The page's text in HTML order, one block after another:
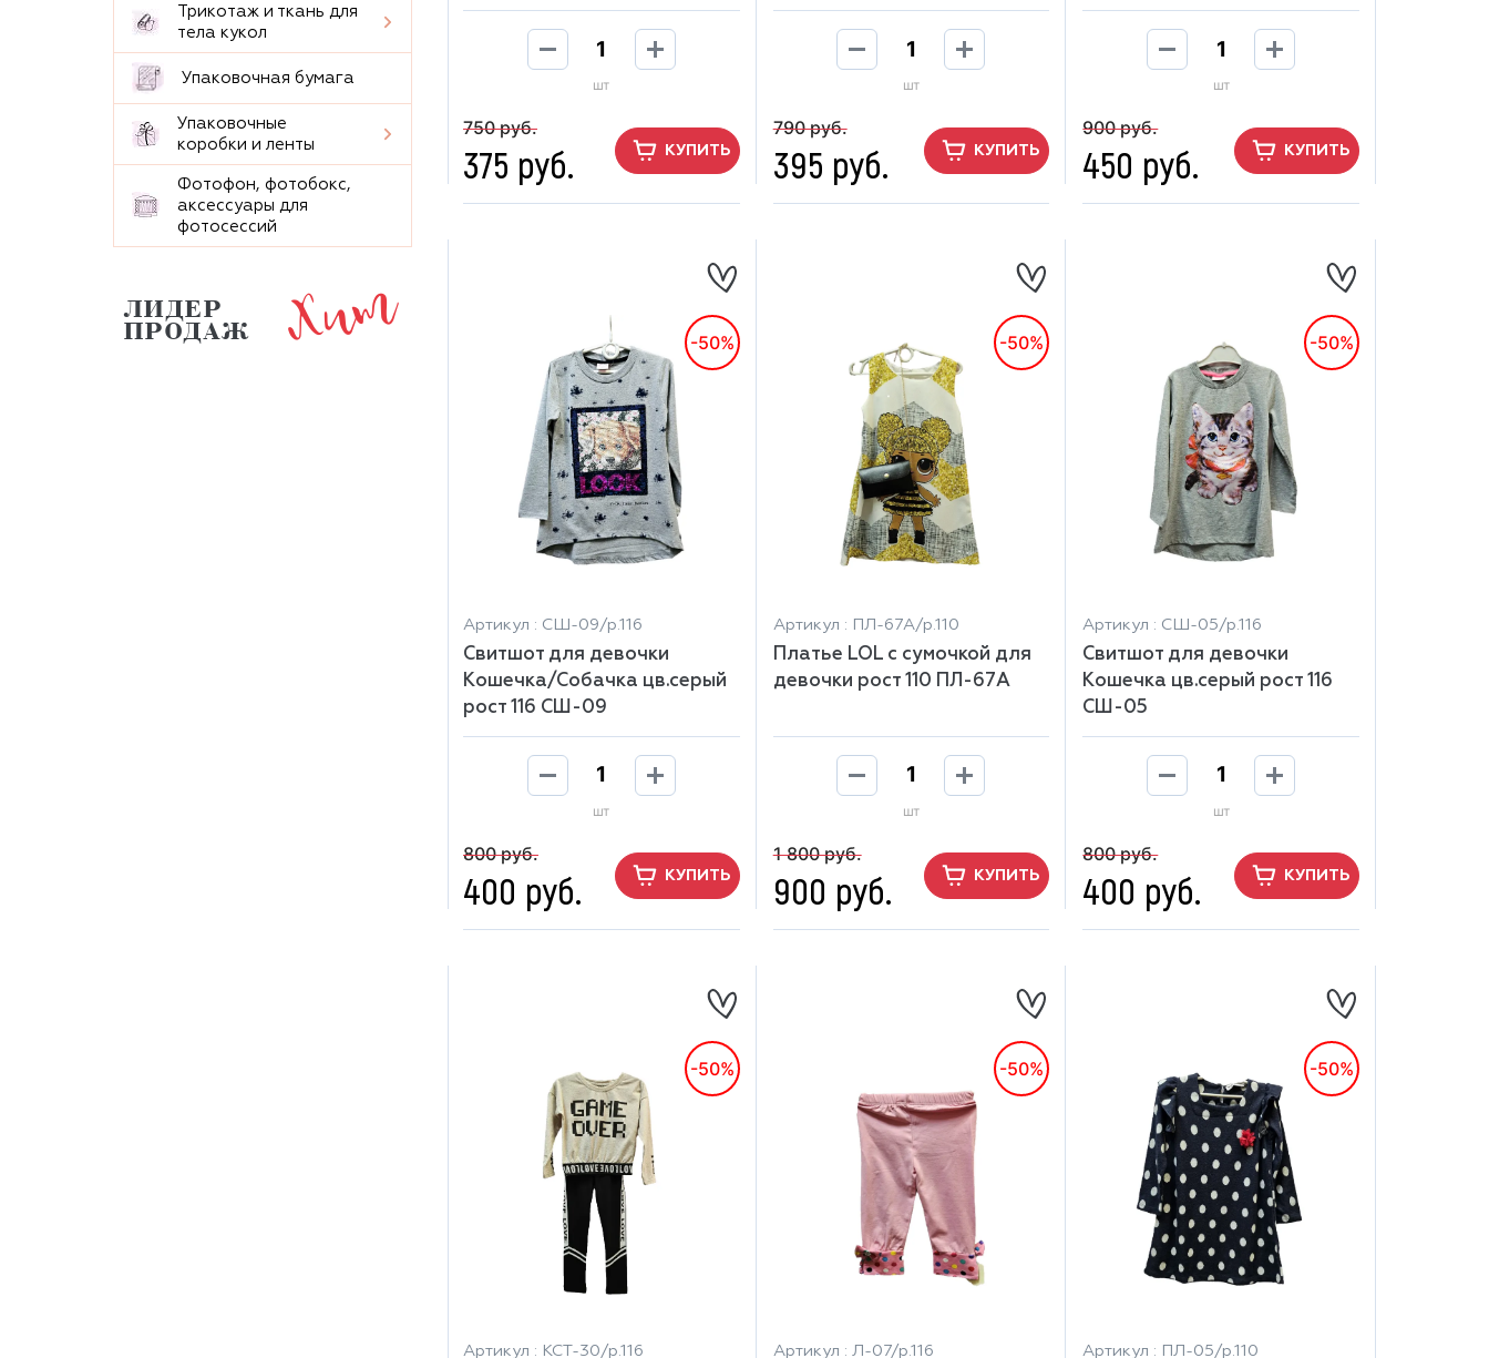
шт
750 руб.
375 руб. КУПИТЬ
шт
790 руб.
395 руб. КУПИТЬ
шт
900 руб.
450 руб. КУПИТЬ
-50%
Артикул : СШ-09/р.116
Свитшот для девочки
Кошечка/Собачка цв.серый
рост 116 СШ-09
шт
800 руб.
400 руб. КУПИТЬ
-50%
Артикул : ПЛ-67А/р.110
Платье LOL с сумочкой для
девочки рост 110 ПЛ-67А
шт
1 800 руб.
900 руб. КУПИТЬ
-50%
Артикул : СШ-05/р.116
Свитшот для девочки
Кошечка цв.серый рост 116
СШ-05
шт
800 руб.
400 руб. КУПИТЬ
-50%
Артикул : КСТ-30/р.116
-50%
Артикул : Л-07/р.116
-50%
Артикул : ПЛ-05/р.110
Трикотаж и ткань для
тела кукол
Упаковочная бумага
Упаковочные
коробки и ленты
Фотофон, фотобокс,
аксессуары для
фотосессий
ЛИДЕР
ПРОДАЖ
Хит